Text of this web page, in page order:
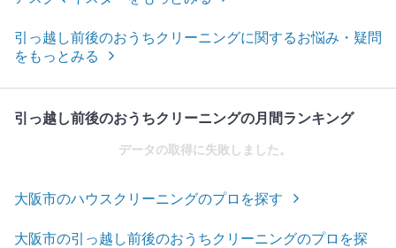
引っ越し前後のおうちクリーニングに関するお悩み・疑問
をもっとみる
引っ越し前後のおうちクリーニングの月間ランキング
データの取得に失敗しました。
大阪市のハウスクリーニングのプロを探す
大阪市の引っ越し前後のおうちクリーニングのプロを探